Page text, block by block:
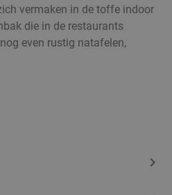
vermaken in de toffe indoor
die in de restaurants
even rustig natafelen,